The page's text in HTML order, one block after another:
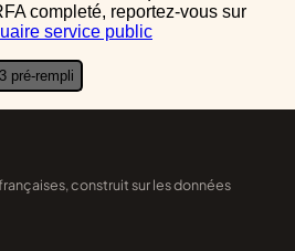
completé, reportez-vous sur
service public
pré-rempli